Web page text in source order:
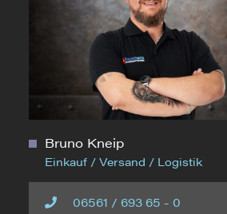
Bruno Kneip
Einkauf / Versand / Logistik
06561 / 693 65 - 0